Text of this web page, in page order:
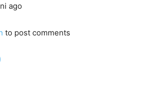
ago
to post comments